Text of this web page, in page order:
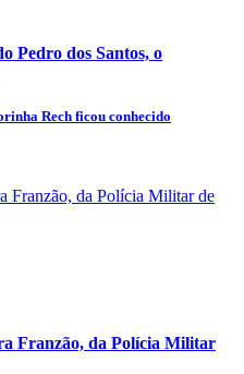
Pedro dos Santos, o
Rech ficou conhecido
Franzão, da Polícia Militar